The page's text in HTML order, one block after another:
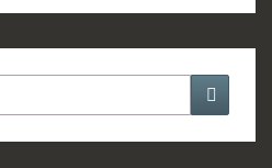
Search